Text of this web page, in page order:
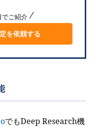
ご紹介
を依頼する
でもDeep Research機